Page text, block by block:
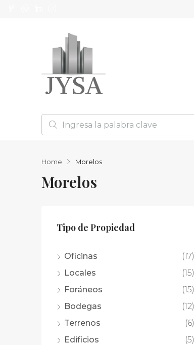
Home Morelos
Morelos
Tipo de Propiedad
Oficinas
(17)
Locales
(15)
Foráneos
(15)
Bodegas
(12)
Terrenos
(6)
Edificios
(5)